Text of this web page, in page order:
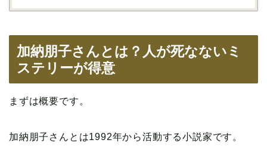
加納朋子さんとは？人が死なないミ
ステリーが得意
まずは概要です。
加納朋子さんとは1992年から活動する小説家です。